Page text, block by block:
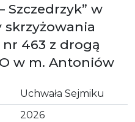
Szczedrzyk” w
skrzyżowania
463 z drogą
w m. Antoniów
Uchwała Sejmiku
2026